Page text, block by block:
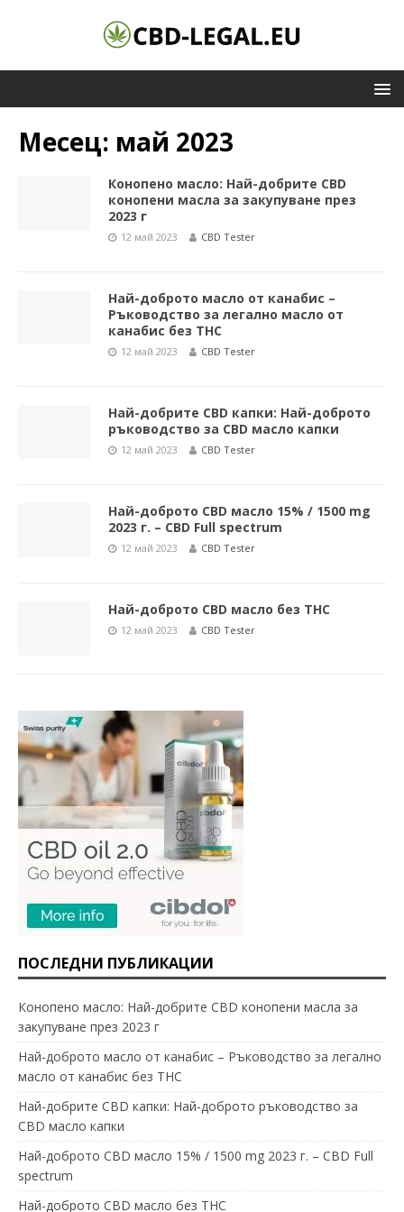
Месец: май 2023
Конопено масло: Най-добрите CBD
конопени масла за закупуване през
2023 г
12 май 2023 CBD Tester
Най-доброто масло от канабис –
Ръководство за легално масло от
канабис без THC
12 май 2023 CBD Tester
Най-добрите CBD капки: Най-доброто
ръководство за CBD масло капки
12 май 2023 CBD Tester
Най-доброто CBD масло 15% / 1500 mg
2023 г. – CBD Full spectrum
12 май 2023 CBD Tester
Най-доброто CBD масло без THC
12 май 2023 CBD Tester
ПОСЛЕДНИ ПУБЛИКАЦИИ
Конопено масло: Най-добрите CBD конопени масла за
закупуване през 2023 г
Най-доброто масло от канабис – Ръководство за легално
масло от канабис без THC
Най-добрите CBD капки: Най-доброто ръководство за
CBD масло капки
Най-доброто CBD масло 15% / 1500 mg 2023 г. – CBD Full
spectrum
Най-доброто CBD масло без THC